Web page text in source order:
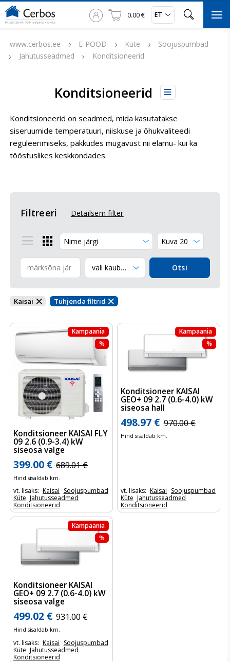
  0.00 € ET  
www.cerbos.ee E-POOD Küte
Soojuspumbad
Jahutusseadmed
Konditsioneerid
Konditsioneerid 
Konditsioneerid on seadmed, mida kasutatakse
siseruumide temperatuuri, niiskuse ja õhukvaliteedi
reguleerimiseks, pakkudes mugavust nii elamu- kui ka
tööstuslikes keskkondades.
Filtreeri Detailsem filter
vali kaubamärk Otsi
 
Kaisai  Tühjenda filtrid 
Kampaania
%
Konditsioneer KAISAI FLY
09 2.6 (0.9-3.4) kW
siseosa valge
399.00 € 689.01 €
Hind sisaldab km.
vt. lisaks: Kaisai Soojuspumbad
Küte Jahutusseadmed
Konditsioneerid
Kampaania
%
Konditsioneer KAISAI
GEO+ 09 2.7 (0.6-4.0) kW
siseosa hall
498.97 € 970.00 €
Hind sisaldab km.
vt. lisaks: Kaisai Soojuspumbad
Küte Jahutusseadmed
Konditsioneerid
Kampaania
%
Konditsioneer KAISAI
GEO+ 09 2.7 (0.6-4.0) kW
siseosa valge
499.02 € 931.00 €
Hind sisaldab km.
vt. lisaks: Kaisai Soojuspumbad
Küte Jahutusseadmed
Konditsioneerid